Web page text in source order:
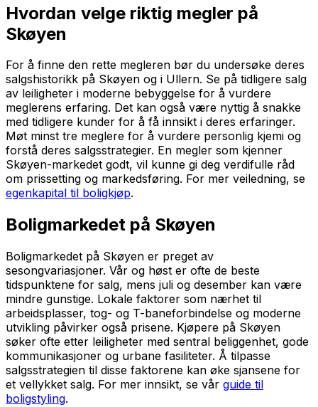
Hvordan velge riktig megler på
Skøyen
For å finne den rette megleren bør du undersøke deres
salgshistorikk på Skøyen og i Ullern. Se på tidligere salg
av leiligheter i moderne bebyggelse for å vurdere
meglerens erfaring. Det kan også være nyttig å snakke
med tidligere kunder for å få innsikt i deres erfaringer.
Møt minst tre meglere for å vurdere personlig kjemi og
forstå deres salgsstrategier. En megler som kjenner
Skøyen-markedet godt, vil kunne gi deg verdifulle råd
om prissetting og markedsføring. For mer veiledning, se
egenkapital til boligkjøp.
Boligmarkedet på Skøyen
Boligmarkedet på Skøyen er preget av
sesongvariasjoner. Vår og høst er ofte de beste
tidspunktene for salg, mens juli og desember kan være
mindre gunstige. Lokale faktorer som nærhet til
arbeidsplasser, tog- og T-baneforbindelse og moderne
utvikling påvirker også prisene. Kjøpere på Skøyen
søker ofte etter leiligheter med sentral beliggenhet, gode
kommunikasjoner og urbane fasiliteter. Å tilpasse
salgsstrategien til disse faktorene kan øke sjansene for
et vellykket salg. For mer innsikt, se vår guide til
boligstyling.